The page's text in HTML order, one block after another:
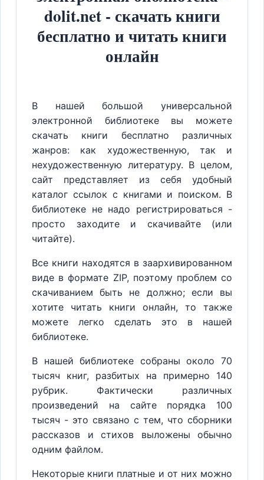
dolit.net - скачать книги
бесплатно и читать книги
онлайн
В нашей большой универсальной
электронной библиотеке вы можете
скачать книги бесплатно различных
жанров: как художественную, так и
нехудожественную литературу. В целом,
сайт представляет из себя удобный
каталог ссылок с книгами и поиском. В
библиотеке не надо регистрироваться -
просто заходите и скачивайте (или
читайте).
Все книги находятся в заархивированном
виде в формате ZIP, поэтому проблем со
скачиванием быть не должно; если вы
хотите читать книги онлайн, то также
можете легко сделать это в нашей
библиотеке.
В нашей библиотеке собраны около 70
тысяч книг, разбитых на примерно 140
рубрик. Фактически различных
произведений на сайте порядка 100
тысяч - это связано с тем, что сборники
рассказов и стихов выложены обычно
одним файлом.
Некоторые книги платные и от них можно